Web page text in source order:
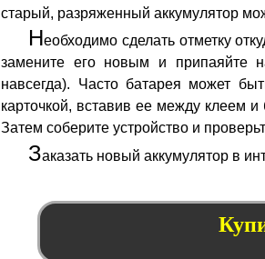
старый, разряженный аккумулятор
Необходимо сделать отметку
замените его новым и припаяйте
навсегда). Часто батарея может
карточкой, вставив ее между клеем
Затем соберите устройство и
Заказать новый аккумулятор в